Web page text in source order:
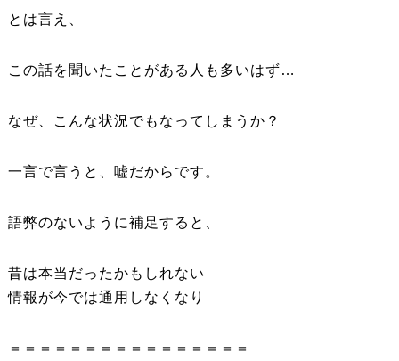
とは言え、
この話を聞いたことがある人も多いはず…
なぜ、こんな状況でもなってしまうか？
一言で言うと、嘘だからです。
語弊のないように補足すると、
昔は本当だったかもしれない
情報が今では通用しなくなり
＝＝＝＝＝＝＝＝＝＝＝＝＝＝＝＝